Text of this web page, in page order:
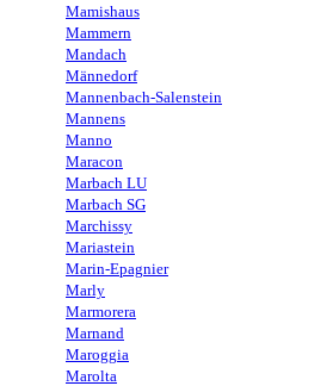
Mamishaus
Mammern
Mandach
Männedorf
Mannenbach-Salenstein
Mannens
Manno
Maracon
Marbach LU
Marbach SG
Marchissy
Mariastein
Marin-Epagnier
Marly
Marmorera
Marnand
Maroggia
Marolta